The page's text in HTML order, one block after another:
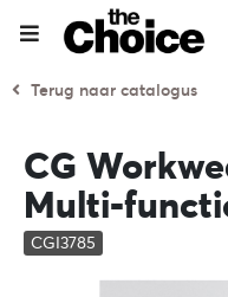
Terug naar catalogus
CG
Multi-
CGI3785